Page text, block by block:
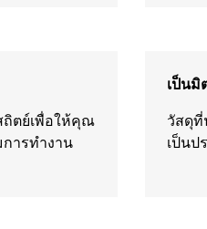
ถิตย์เพื่อให้คุณ
ารทำงาน
เป็นมิ
วัสดุที่
เป็นป